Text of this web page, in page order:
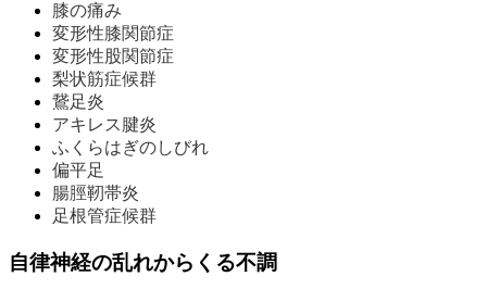
膝の痛み
変形性膝関節症
変形性股関節症
梨状筋症候群
鵞足炎
アキレス腱炎
ふくらはぎのしびれ
偏平足
腸脛靭帯炎
足根管症候群
自律神経の乱れからくる不調